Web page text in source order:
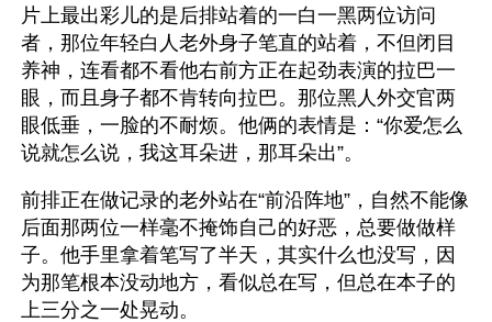
片上最出彩儿的是后排站着的一白一黑两位访问
者，那位年轻白人老外身子笔直的站着，不但闭目
养神，连看都不看他右前方正在起劲表演的拉巴一
眼，而且身子都不肯转向拉巴。那位黑人外交官两
眼低垂，一脸的不耐烦。他俩的表情是：“你爱怎么
说就怎么说，我这耳朵进，那耳朵出”。
前排正在做记录的老外站在“前沿阵地”，自然不能像
后面那两位一样毫不掩饰自己的好恶，总要做做样
子。他手里拿着笔写了半天，其实什么也没写，因
为那笔根本没动地方，看似总在写，但总在本子的
上三分之一处晃动。